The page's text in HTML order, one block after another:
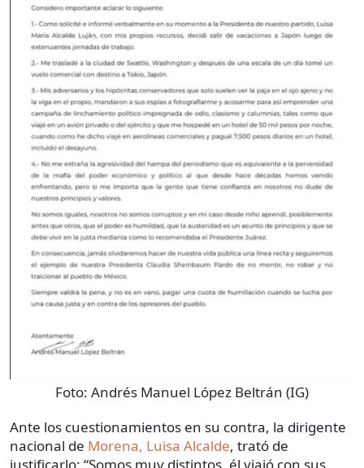
Foto: Andrés Manuel López Beltrán (IG)
Ante los cuestionamientos en su contra, la dirigente
nacional de Morena, Luisa Alcalde, trató de